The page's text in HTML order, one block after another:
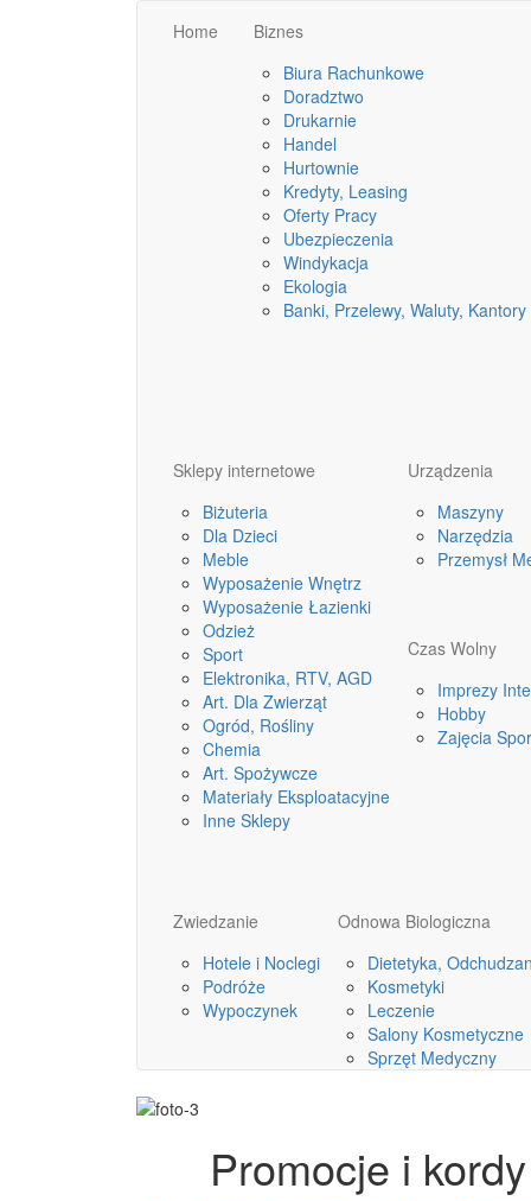
Home
Biznes
Biura Rachunkowe
Doradztwo
Drukarnie
Handel
Hurtownie
Kredyty, Leasing
Oferty Pracy
Ubezpieczenia
Windykacja
Ekologia
Banki, Przelewy, Waluty, Kantory
Sklepy internetowe
Biżuteria
Dla Dzieci
Meble
Wyposażenie Wnętrz
Wyposażenie Łazienki
Odzież
Sport
Elektronika, RTV, AGD
Art. Dla Zwierząt
Ogród, Rośliny
Chemia
Art. Spożywcze
Materiały Eksploatacyjne
Inne Sklepy
Urządzenia
Maszyny
Narzędzia
Przemysł
Czas Wolny
Imprezy
Hobby
Zajęcia
Zwiedzanie
Hotele i Noclegi
Podróże
Wypoczynek
Odnowa Biologiczna
Dietetyka,
Kosmetyki
Leczenie
Salony Kosmetyczne
Sprzęt Medyczny
Promocje i